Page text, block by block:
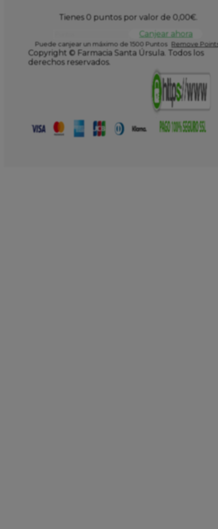
Tienes 0 puntos por valor de 0,00€.
Canjear ahora
Puede canjear un máximo de 1500 Puntos Remove
Copyright © Farmacia Santa Úrsula. Todos los
derechos reservados.